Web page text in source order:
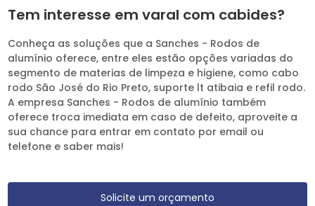
Tem interesse em varal com cabides?
Conheça as soluções que a Sanches - Rodos de
alumínio oferece, entre eles estão opções variadas do
segmento de materias de limpeza e higiene, como cabo
rodo São José do Rio Preto, suporte lt atibaia e refil rodo.
A empresa Sanches - Rodos de alumínio também
oferece troca imediata em caso de defeito, aproveite a
sua chance para entrar em contato por email ou
telefone e saber mais!
Solicite um orçamento